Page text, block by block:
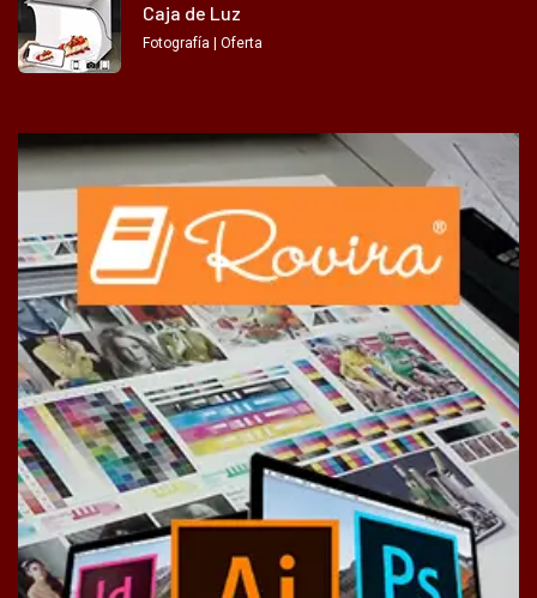
Caja de Luz
Fotografía | Oferta